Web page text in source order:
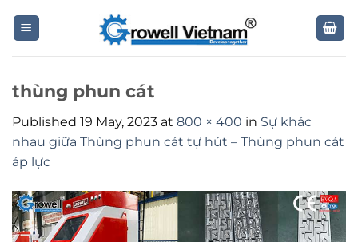
thùng phun cát
Published 19 May, 2023 at 800 × 400 in Sự khác
nhau giữa Thùng phun cát tự hút – Thùng phun cát
áp lực